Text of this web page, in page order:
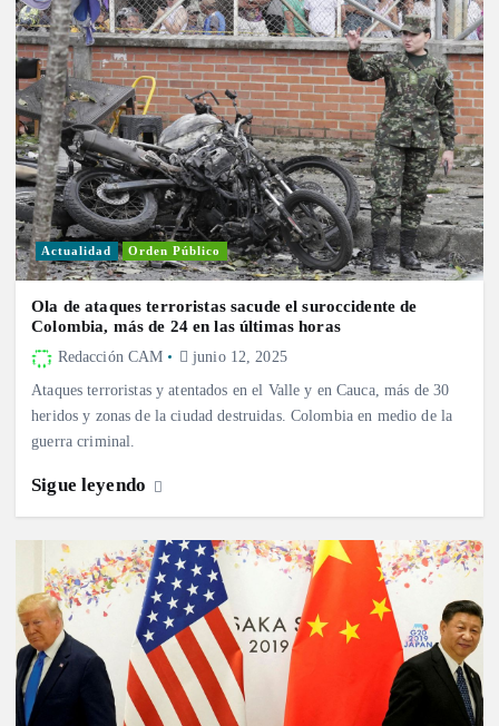
Actualidad Orden Público
Ola de ataques terroristas sacude el suroccidente de
Colombia, más de 24 en las últimas horas
Redacción CAM junio 12, 2025
Ataques terroristas y atentados en el Valle y en Cauca, más de 30
heridos y zonas de la ciudad destruidas. Colombia en medio de la
guerra criminal.
Sigue leyendo